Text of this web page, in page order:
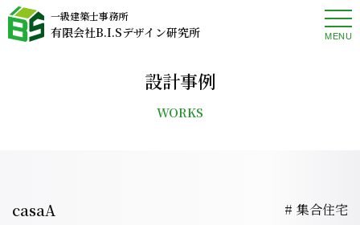
一級建築士事務所
有限会社B.I.Sデザイン研究所 MENU
設計事例
WORKS
casaA 集合住宅